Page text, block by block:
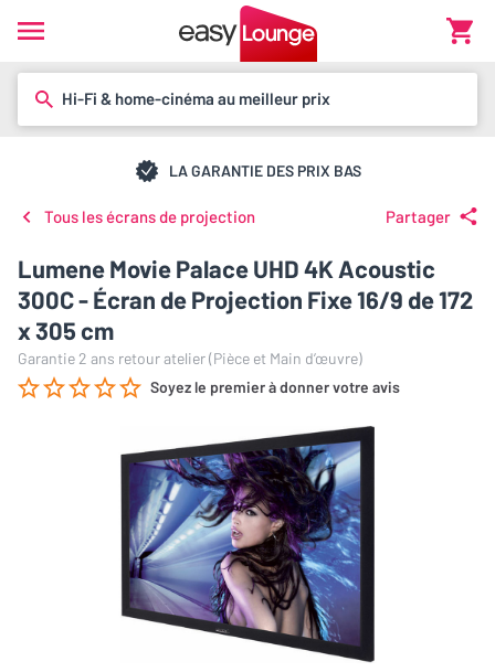
Hi-Fi & home-cinéma au meilleur prix
LA GARANTIE DES PRIX BAS
Tous les écrans de projection Partager
Lumene Movie Palace UHD 4K Acoustic
300C - Écran de Projection Fixe 16/9 de 172
x 305 cm
Garantie 2 ans retour atelier (Pièce et Main d’œuvre)
Soyez le premier à donner votre avis